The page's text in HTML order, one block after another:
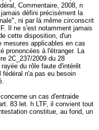
Commentaire, 2008, n
défini précisément la
ni par là même circonscrit
Il ne s'est notamment jamais
cette disposition, d'un
mesures applicables en cas
prononcées à l'étranger. La
2C_237/2009 du 28
du rôle faute d'intérêt
n'a pas eu besoin
un cas d'entraide
83 let. h LTF, il convient tout
constitue, au fond, un